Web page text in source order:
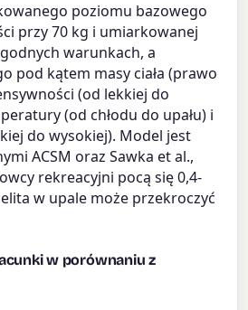
poziomu bazowego
przy 70 kg i umiarkowanej
warunkach, a
pod kątem masy ciała (prawo
(od lekkiej do
(od chłodu do upału) i
do wysokiej). Model jest
ACSM oraz Sawka et al.,
rekreacyjni pocą się 0,4-
w upale może przekroczyć
w porównaniu z